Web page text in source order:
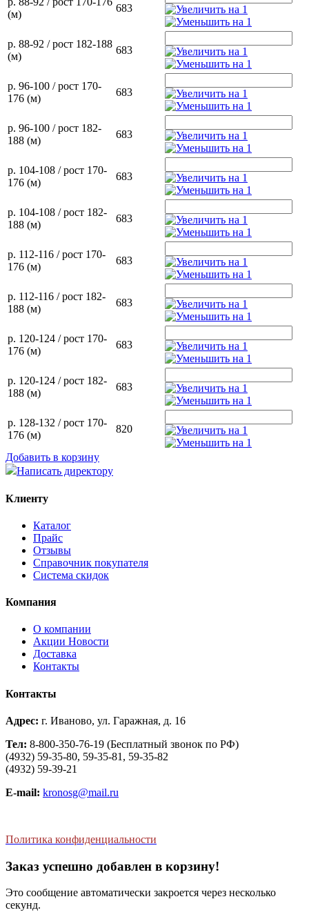
(м)
683
р. 88-92 / рост 182-188
(м)
683
р. 96-100 / рост 170-
176 (м)
683
р. 96-100 / рост 182-
188 (м)
683
р. 104-108 / рост 170-
176 (м)
683
р. 104-108 / рост 182-
188 (м)
683
р. 112-116 / рост 170-
176 (м)
683
р. 112-116 / рост 182-
188 (м)
683
р. 120-124 / рост 170-
176 (м)
683
р. 120-124 / рост 182-
188 (м)
683
р. 128-132 / рост 170-
176 (м)
820
Добавить в корзину
Написать директору
Клиенту
Каталог
Прайс
Отзывы
Справочник покупателя
Система скидок
Компания
О компании
Aкции Новости
Доставка
Контакты
Контакты
Адрес: г. Иваново, ул. Гаражная, д. 16
Тел: 8-800-350-76-19 (Бесплатный звонок по РФ)
(4932) 59-35-80, 59-35-81, 59-35-82
(4932) 59-39-21
E-mail: kronosg@mail.ru
Политика конфиденциальности
Заказ успешно добавлен в корзину!
Это сообщение автоматически закроется через несколько
секунд.